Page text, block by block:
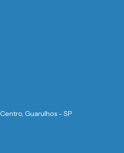
Guarulhos - SP